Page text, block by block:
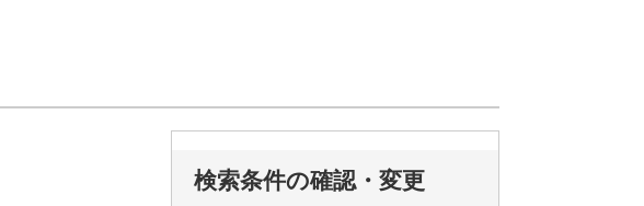
検索条件の確認・変更